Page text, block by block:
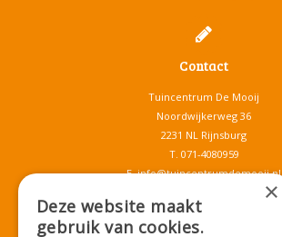
Contact
Tuincentrum De Mooij
Noordwijkerweg 36
2231 NL Rijnsburg
T. 071-4080959
E.info@tuincentrumdemooij.nl
×
Deze website maakt
gebruik van cookies.